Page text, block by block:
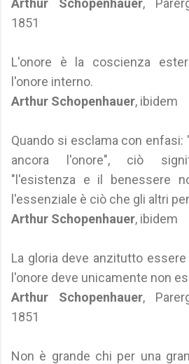
Arthur Schopenhauer,
1851
L'onore è la coscienza
l'onore interno.
Arthur Schopenhauer, ibidem
Quando si esclama con enfasi:
ancora l'onore", ciò
"l'esistenza e il benessere
l'essenziale è ciò che gli altri
Arthur Schopenhauer, ibidem
La gloria deve anzitutto
l'onore deve unicamente non
Arthur Schopenhauer,
1851
Non è grande chi per una